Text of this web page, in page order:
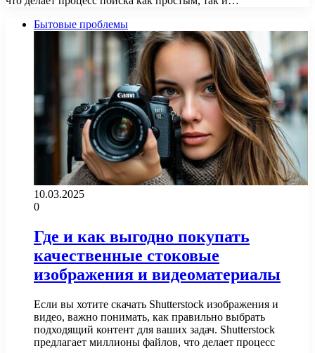
Бытовые проблемы
10.03.2025
0
Где и как выгодно покупать
качественные стоковые
изображения и видеоматериалы
Если вы хотите скачать Shutterstock изображения и
видео, важно понимать, как правильно выбрать
подходящий контент для ваших задач. Shutterstock
предлагает миллионы файлов, что делает процесс